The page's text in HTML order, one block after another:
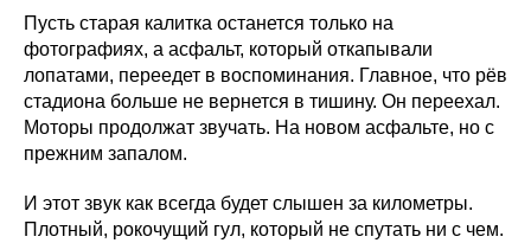
Пусть старая калитка останется только на
фотографиях, а асфальт, который откапывали
лопатами, переедет в воспоминания. Главное, что рёв
стадиона больше не вернется в тишину. Он переехал.
Моторы продолжат звучать. На новом асфальте, но с
прежним запалом.
И этот звук как всегда будет слышен за километры.
Плотный, рокочущий гул, который не спутать ни с чем.